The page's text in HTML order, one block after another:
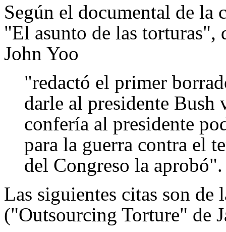
Según el documental de la
"El asunto de las torturas",
John Yoo
"redactó el primer
darle al presidente Bush
confería al presidente
para la guerra contra el
del Congreso la aprobó".
Las siguientes citas son de
("Outsourcing Torture" de